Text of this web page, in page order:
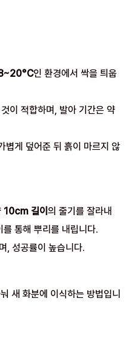
인 환경에서 싹을 틔웁
이 적합하며, 발아 기간은 약
볍게 덮어준 뒤 흙이 마르지 않
10cm 길이의 줄기를 잘라내
통해 뿌리를 내립니다.
, 성공률이 높습니다.
새 화분에 이식하는 방법입니